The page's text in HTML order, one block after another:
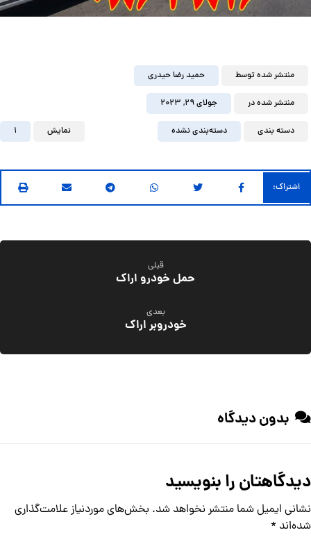
منتشر شده توسط حمید رضا حیدری
منتشر شده در جولای ۲۹, ۲۰۲۳
دسته بندی دسته‌بندی نشده نمایش 1
قبلی
حمل خودرو اراک
بعدی
خودروبر اراک
بدون دیدگاه
دیدگاهتان را بنویسید
نشانی ایمیل شما منتشر نخواهد شد. بخش‌های موردنیاز علامت‌گذاری
شده‌اند *